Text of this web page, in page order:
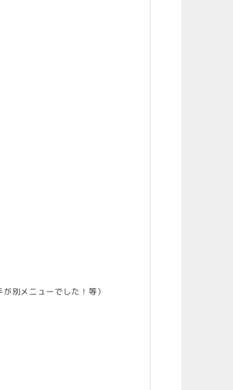
別メニューでした！等）